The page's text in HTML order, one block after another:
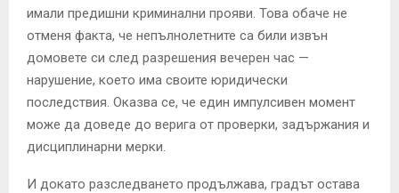
имали предишни криминални прояви. Това обаче не
отменя факта, че непълнолетните са били извън
домовете си след разрешения вечерен час —
нарушение, което има своите юридически
последствия. Оказва се, че един импулсивен момент
може да доведе до верига от проверки, задържания и
дисциплинарни мерки.
И докато разследването продължава, градът остава